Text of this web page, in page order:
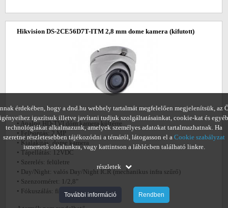
Hikvision DS-2CE56D7T-ITM 2,8 mm dome kamera (kifutott)
• Analóg HD-TVI dóm kamera kültérre
• Felbontás: 2 MP
• Kialakítás: dome kamera
• Tápellátás: 12VDC
• Szerelés: felületre
• Day/Night: valós Day/Night ICR (mechanikus infra szűrő)
• Szenzorméret: 1/2,8"
• Fókuszálás: fix
érdekében, hogy a dnd.hu webhely tartalmát megfelelően megjelenítsük, az
igényeihez igazítsuk illetve javítani tudjuk szolgáltatásainkat, cookie-kat és egyéb
technológiákat alkalmazunk, amelyek személyes adatokat tartalmazhatnak. Ha
szeretne részletesebben tájékozódni a témáról, látogasson el a Cookie szabályzat
ismertető oldalunkra, vagy kattintson a láblécben található linkre.
részletek
További információ Rendben